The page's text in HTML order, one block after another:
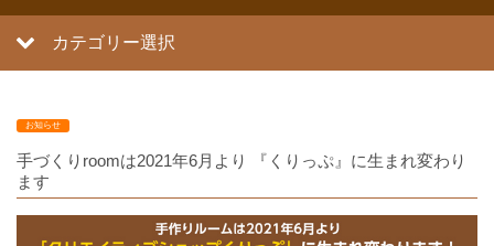
カテゴリー選択
お知らせ
手づくりroomは2021年6月より 『くりっぷ』に生まれ変わり
ます